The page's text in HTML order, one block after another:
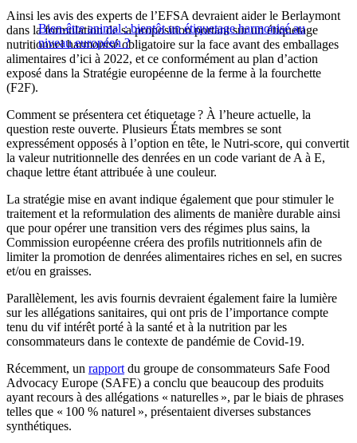
Bien-être animal : bientôt un étiquetage harmonisé au
niveau européen ?
Ainsi les avis des experts de l’EFSA devraient aider le Berlaymont
dans la formulation de sa proposition portant sur un étiquetage
nutritionnel harmonisé obligatoire sur la face avant des emballages
alimentaires d’ici à 2022, et ce conformément au plan d’action
exposé dans la Stratégie européenne de la ferme à la fourchette
(F2F).
Comment se présentera cet étiquetage ? À l’heure actuelle, la
question reste ouverte. Plusieurs États membres se sont
expressément opposés à l’option en tête, le Nutri-score, qui convertit
la valeur nutritionnelle des denrées en un code variant de A à E,
chaque lettre étant attribuée à une couleur.
La stratégie mise en avant indique également que pour stimuler le
traitement et la reformulation des aliments de manière durable ainsi
que pour opérer une transition vers des régimes plus sains, la
Commission européenne créera des profils nutritionnels afin de
limiter la promotion de denrées alimentaires riches en sel, en sucres
et/ou en graisses.
Parallèlement, les avis fournis devraient également faire la lumière
sur les allégations sanitaires, qui ont pris de l’importance compte
tenu du vif intérêt porté à la santé et à la nutrition par les
consommateurs dans le contexte de pandémie de Covid-19.
Récemment, un rapport du groupe de consommateurs Safe Food
Advocacy Europe (SAFE) a conclu que beaucoup des produits
ayant recours à des allégations « naturelles », par le biais de phrases
telles que « 100 % naturel », présentaient diverses substances
synthétiques.